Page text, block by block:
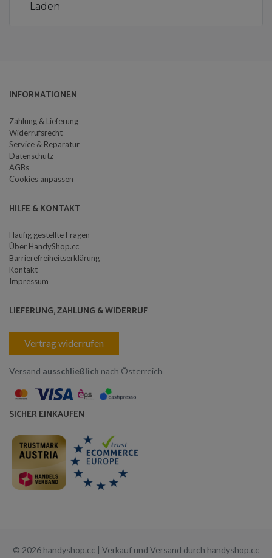
Laden
INFORMATIONEN
Zahlung & Lieferung
Widerrufsrecht
Service & Reparatur
Datenschutz
AGBs
Cookies anpassen
HILFE & KONTAKT
Häufig gestellte Fragen
Über HandyShop.cc
Barrierefreiheitserklärung
Kontakt
Impressum
LIEFERUNG, ZAHLUNG & WIDERRUF
Vertrag widerrufen
Versand ausschließlich nach Österreich
SICHER EINKAUFEN
© 2026 handyshop.cc | Verkauf und Versand durch handyshop.cc